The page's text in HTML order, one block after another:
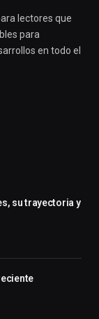
lectores que
para
en todo el
su trayectoria y